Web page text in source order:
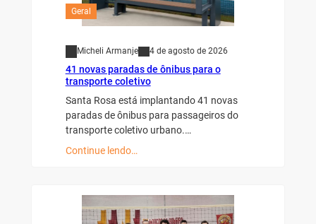
Geral
Micheli Armanje
41 novas paradas de ônibus para o
transporte coletivo
paradas de ônibus para passageiros do
transporte coletivo urbano.…